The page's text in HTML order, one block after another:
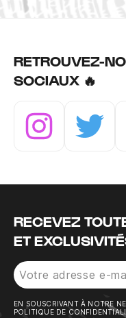
RETROUVEZ-
SOCIAUX 🔥
RECEVEZ
ET
EN SOUSCRIVANT À NOTRE
POLITIQUE DE